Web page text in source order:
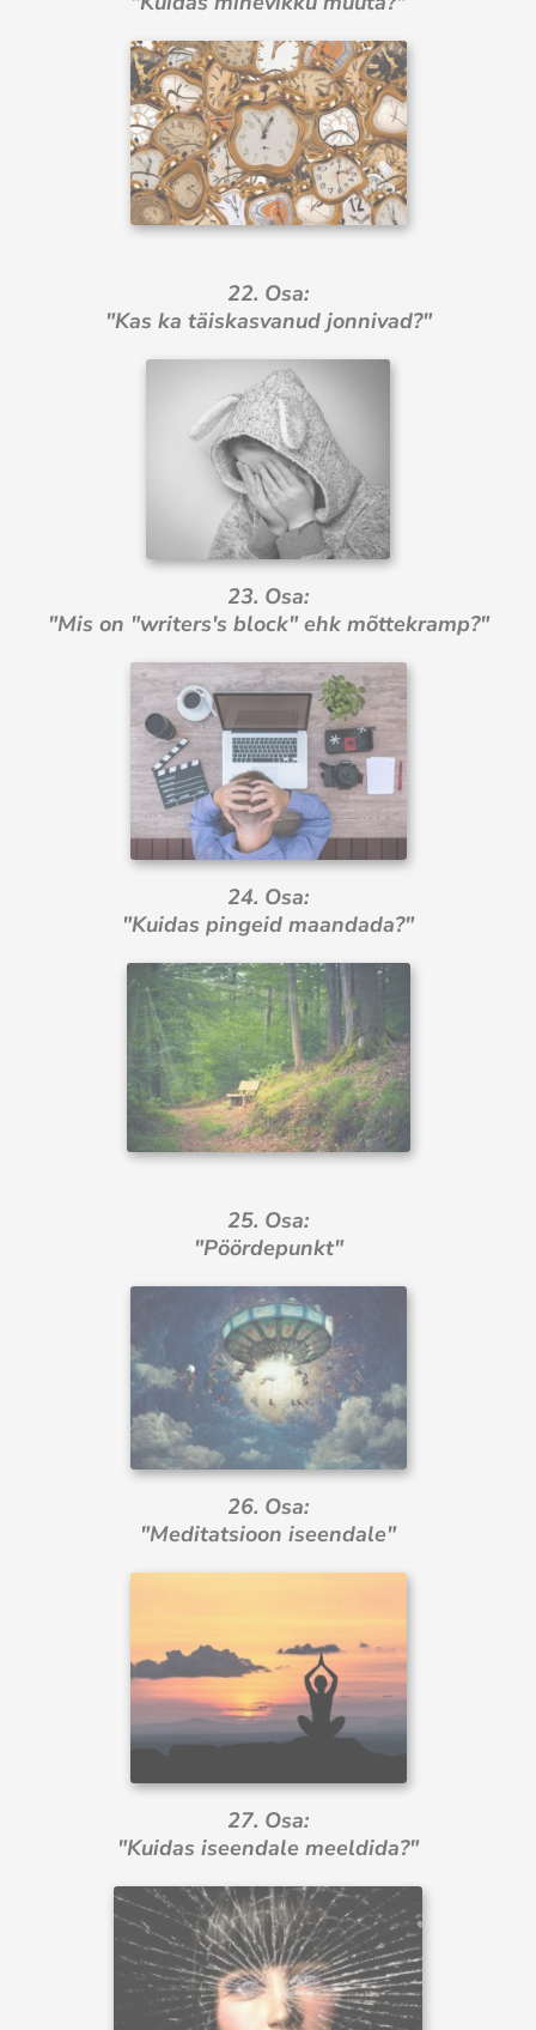
22. Osa:
"Kas ka täiskasvanud jonnivad?"
23. Osa:
"Mis on "writers's block" ehk mõttekramp?"
24. Osa:
"Kuidas pingeid maandada?"
25. Osa:
"Pöördepunkt"
26. Osa:
"Meditatsioon iseendale"
27. Osa:
"Kuidas iseendale meeldida?"